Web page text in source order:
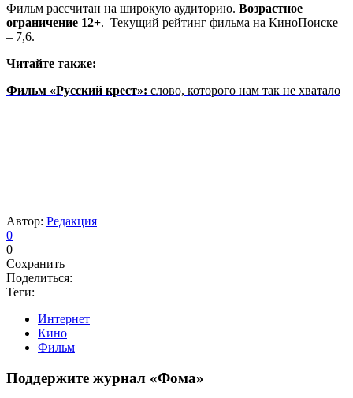
Фильм рассчитан на широкую аудиторию. Возрастное
ограничение 12+. Текущий рейтинг фильма на КиноПоиске
– 7,6.
Читайте также:
Фильм «Русский крест»: слово, которого нам так не хватало
Автор: Редакция
0
0
Сохранить
Поделиться:
Теги:
Интернет
Кино
Фильм
Поддержите журнал «Фома»